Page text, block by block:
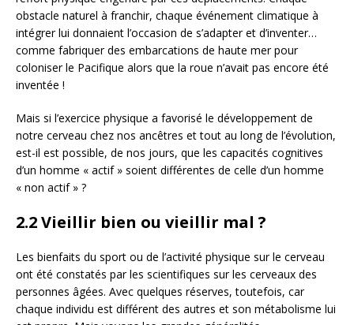
obstacle naturel à franchir, chaque événement climatique à
intégrer lui donnaient l’occasion de s’adapter et d’inventer…
comme fabriquer des embarcations de haute mer pour
coloniser le Pacifique alors que la roue n’avait pas encore été
inventée !
Mais si l’exercice physique a favorisé le développement de
notre cerveau chez nos ancêtres et tout au long de l’évolution,
est-il est possible, de nos jours, que les capacités cognitives
d’un homme « actif » soient différentes de celle d’un homme
« non actif » ?
2.2 Vieillir bien ou vieillir mal ?
Les bienfaits du sport ou de l’activité physique sur le cerveau
ont été constatés par les scientifiques sur les cerveaux des
personnes âgées. Avec quelques réserves, toutefois, car
chaque individu est différent des autres et son métabolisme lui